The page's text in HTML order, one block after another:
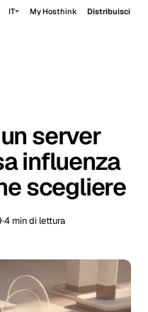
IT My Hosthink Distribuisci
server
influenza
scegliere
·4 min di lettura